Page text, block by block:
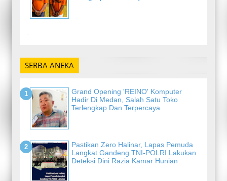
-
SERBA ANEKA
Grand Opening 'REINO' Komputer
Hadir Di Medan, Salah Satu Toko
Terlengkap Dan Terpercaya
Pastikan Zero Halinar, Lapas Pemuda
Langkat Gandeng TNI-POLRI Lakukan
Deteksi Dini Razia Kamar Hunian